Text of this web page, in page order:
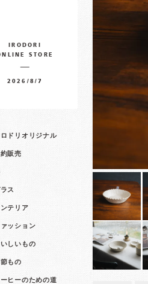
IRODORI
STORE
2026/8/7
ドリオリジナル
販売
ス
ンテリア
ァッション
いしいもの
もの
ーヒーのための道